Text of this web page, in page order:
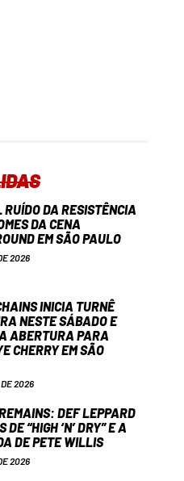
DA RESISTÊNCIA
DA CENA
EM SÃO PAULO
2026
INICIA TURNÊ
NESTE SÁBADO E
ABERTURA PARA
CHERRY EM SÃO
2026
DEF LEPPARD
“HIGH ‘N’ DRY” E A
DE PETE WILLIS
2026